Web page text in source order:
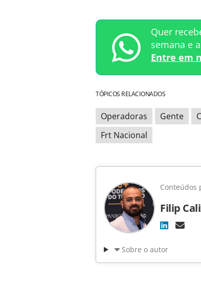
Quer
semana e
Entre em
TÓPICOS RELACIONADOS
Operadoras Gente
Frt Nacional
Conteúdos
Filip
Sobre o autor